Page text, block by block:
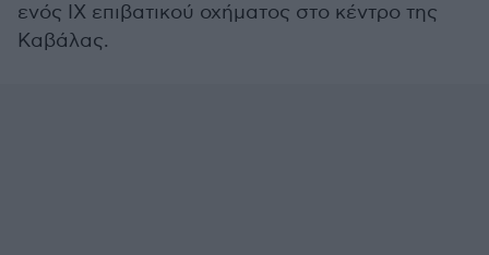
ενός ΙΧ επιβατικού οχήματος στο κέντρο της
Καβάλας.